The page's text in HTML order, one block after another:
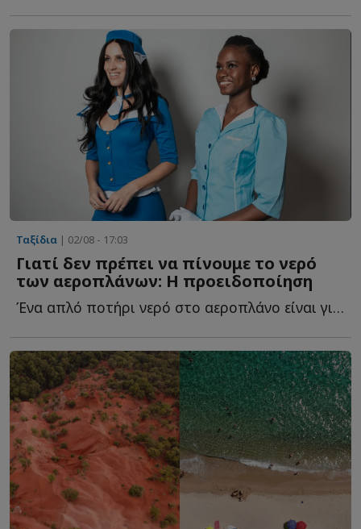
Ταξίδια | 02/08 - 17:03
Γιατί δεν πρέπει να πίνουμε το νερό
των αεροπλάνων: Η προειδοποίηση
Ένα απλό ποτήρι νερό στο αεροπλάνο είναι για τους περισσότερους μ...